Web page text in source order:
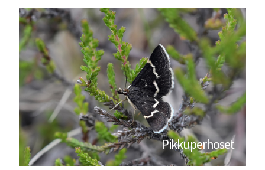
Pikkuperhoset